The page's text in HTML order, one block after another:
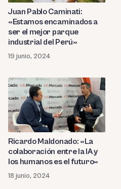
Juan Pablo Caminati:
«Estamos encaminados a
ser el mejor parque
industrial del Perú»
19 junio, 2024
Ricardo Maldonado: «La
colaboración entre la IA y
los humanos es el futuro»
18 junio, 2024